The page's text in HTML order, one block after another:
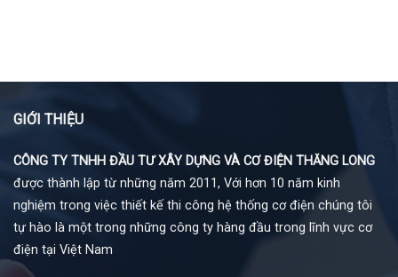
GIỚI THIỆU
CÔNG TY TNHH ĐẦU TƯ XÂY DỰNG VÀ CƠ ĐIỆN THĂNG LONG
được thành lập từ những năm 2011, Với hơn 10 năm kinh
nghiệm trong việc thiết kế thi công hệ thống cơ điện chúng tôi
tự hào là một trong những công ty hàng đầu trong lĩnh vực cơ
điện tại Việt Nam